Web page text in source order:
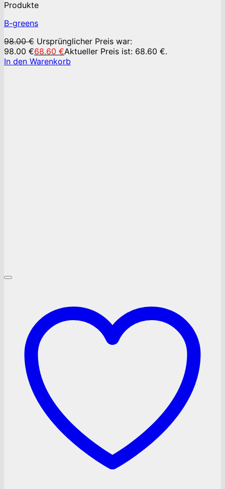
Produkte
B-greens
98.00€ Ursprünglicher Preis war:
98.00 €68.60 €Aktueller Preis ist: 68.60 €.
In den Warenkorb